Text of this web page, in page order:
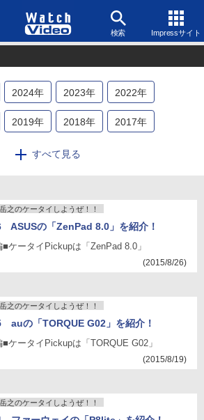
検索 Impressサイト
2024年 2023年 2022年
2019年 2018年 2017年
2014年 2013
すべて見る
之のケータイしようぜ！！
ASUSの「ZenPad 8.0」を紹介！
ケータイPickupは「ZenPad 8.0」
(2015/8/26)
之のケータイしようぜ！！
auの「TORQUE G02」を紹介！
ケータイPickupは「TORQUE G02」
(2015/8/19)
之のケータイしようぜ！！